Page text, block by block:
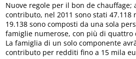
Nuove regole per il bon de chauffage;
contributo, nel 2011 sono stati
19.138 sono composti da una sola
famiglie numerose, con più di quattro
La famiglia di un solo componente
contributo per redditi fino a 15 mila